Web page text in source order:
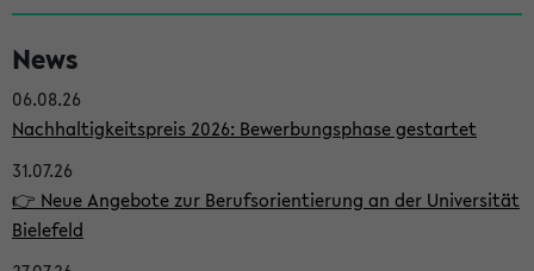
e
i
t
e
n
l
News
06.08.26
Nachhaltigkeitspreis 2026: Bewerbungsphase gestartet
31.07.26
👉 Neue Angebote zur Berufsorientierung an der Universität
Bielefeld